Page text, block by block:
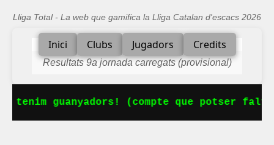
Lliga Total - La web que gamifica la Lliga Catalan d'escacs 2026
Inici Clubs Jugadors Credits
Resultats 9a jornada carregats (provisional)
tenim guanyadors! (compte que potser